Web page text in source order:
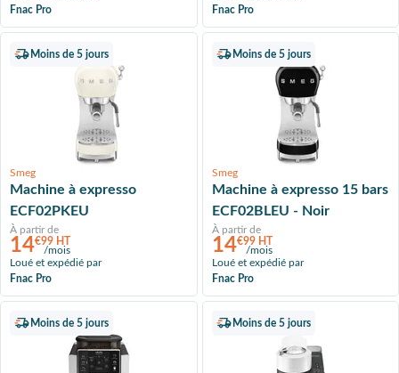
Fnac Pro
Fnac Pro
Moins de 5 jours
Smeg
Machine à expresso
ECF02PKEU
À partir de
14€99 HT
/mois
Loué et expédié par
Fnac Pro
Moins de 5 jours
Smeg
Machine à expresso 15 bars
ECF02BLEU - Noir
À partir de
14€99 HT
/mois
Loué et expédié par
Fnac Pro
Moins de 5 jours Moins de 5 jours